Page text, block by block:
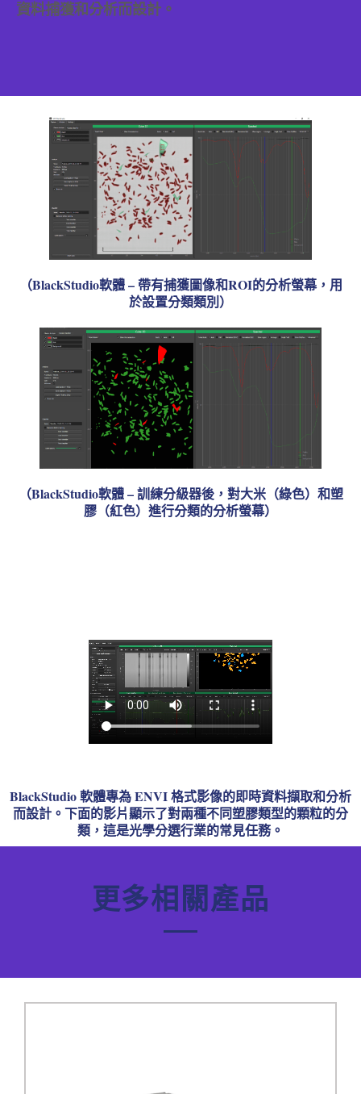
資料捕獲和分析而設計。
（BlackStudio軟體 – 帶有捕獲圖像和ROI的分析螢幕，用
於設置分類類別）
（BlackStudio軟體 – 訓練分級器後，對大米（綠色）和塑
膠（紅色）進行分類的分析螢幕）
BlackStudio 軟體專為 ENVI 格式影像的即時資料擷取和分析
而設計。下面的影片顯示了對兩種不同塑膠類型的顆粒的分
類，這是光學分選行業的常見任務。
更多相關產品